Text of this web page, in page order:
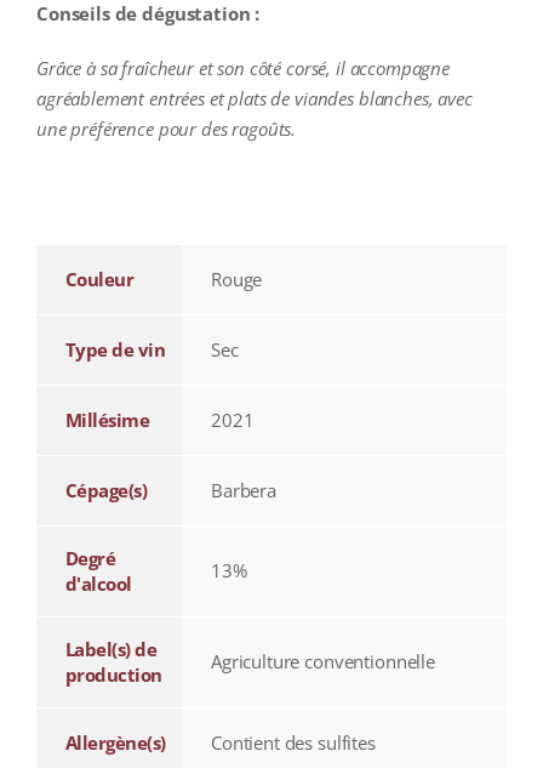
Conseils de dégustation :
Grâce à sa fraîcheur et son côté corsé, il accompagne
agréablement entrées et plats de viandes blanches, avec
une préférence pour des ragoûts.
Couleur Rouge
Type de vin Sec
Millésime 2021
Cépage(s) Barbera
Degré
d'alcool
13%
Label(s) de
production
Agriculture conventionnelle
Allergène(s) Contient des sulfites